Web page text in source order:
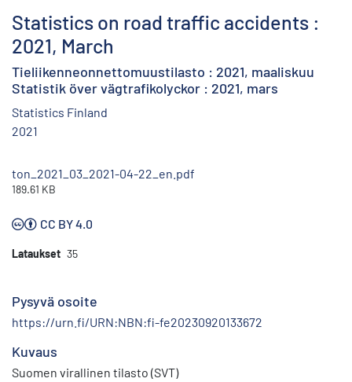
Statistics on road traffic accidents :
2021, March
Tieliikenneonnettomuustilasto : 2021, maaliskuu
Statistik över vägtrafikolyckor : 2021, mars
Statistics Finland
2021
ton_2021_03_2021-04-22_en.pdf
189.61 KB
CC BY 4.0
Lataukset 35
Pysyvä osoite
https://urn.fi/URN:NBN:fi-fe20230920133672
Kuvaus
Suomen virallinen tilasto (SVT)